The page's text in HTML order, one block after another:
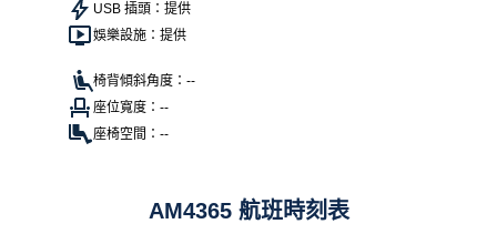
USB 插頭：提供
娛樂設施：提供
椅背傾斜角度：--
座位寬度：--
座椅空間：--
AM4365 航班時刻表